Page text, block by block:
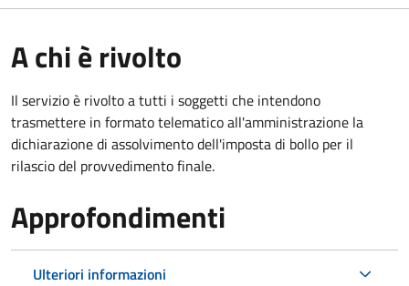
A chi è rivolto
Il servizio è rivolto a tutti i soggetti che intendono
trasmettere in formato telematico all'amministrazione la
dichiarazione di assolvimento dell'imposta di bollo per il
rilascio del provvedimento finale.
Approfondimenti
Ulteriori informazioni